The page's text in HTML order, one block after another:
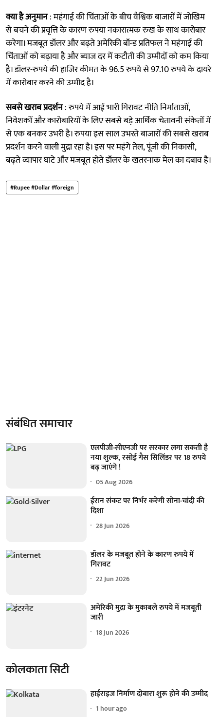
क्या है अनुमान: महंगाई की चिंताओं के बीच वैश्विक बाजारों में जोखिम
से बचने की प्रवृत्ति के कारण रुपया नकारात्मक रुख के साथ कारोबार
करेगा। मजबूत डॉलर और बढ़ते अमेरिकी बॉन्ड प्रतिफल ने महंगाई की
चिंताओं को बढ़ाया है और ब्याज दर में कटौती की उम्मीदों को कम किया
है। डॉलर-रुपये की हाजिर कीमत के 96.5 रुपये से 97.10 रुपये के दायरे
में कारोबार करने की उम्मीद है।
सबसे खराब प्रदर्शन: रुपये में आई भारी गिरावट नीति निर्माताओं,
निवेशकों और कारोबारियों के लिए सबसे बड़े आर्थिक चेतावनी संकेतों में
से एक बनकर उभरी है। रुपया इस साल उभरते बाजारों की सबसे खराब
प्रदर्शन करने वाली मुद्रा रहा है। इस पर महंगे तेल, पूंजी की निकासी,
बढ़ते व्यापार घाटे और मजबूत होते डॉलर के खतरनाक मेल का दबाव है।
#Rupee #Dollar #foreign
संबंधित समाचार
एलपीजी-सीएनजी पर सरकार लगा सकती है
नया शुल्क, रसोई गैस सिलिंडर पर 18 रुपये
बढ़ जाएंगे !
05 Aug 2026
ईरान संकट पर निर्भर करेगी सोना-चांदी की
दिशा
28 Jun 2026
डॉलर के मजबूत होने के कारण रुपये में
गिरावट
22 Jun 2026
अमेरिकी मुद्रा के मुकाबले रुपये में मजबूती
जारी
18 Jun 2026
कोलकाता सिटी
हाईराइज निर्माण दोबारा शुरू होने की उम्मीद
1 hour ago